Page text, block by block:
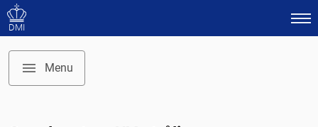
DMI
Menu